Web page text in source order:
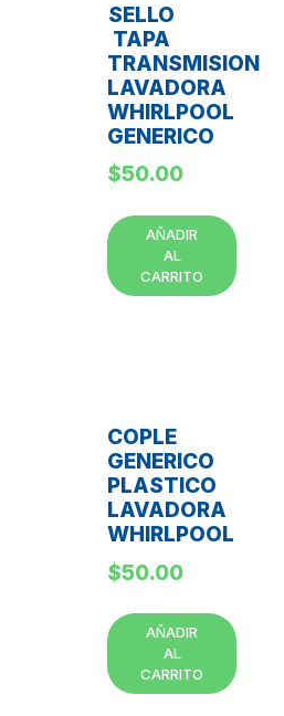
SELLO
TAPA
TRANSMISION
LAVADORA
WHIRLPOOL
GENERICO
$50.00
AÑADIR
AL
CARRITO
COPLE
GENERICO
PLASTICO
LAVADORA
WHIRLPOOL
$50.00
AÑADIR
AL
CARRITO